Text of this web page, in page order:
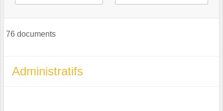
76 documents
Administratifs